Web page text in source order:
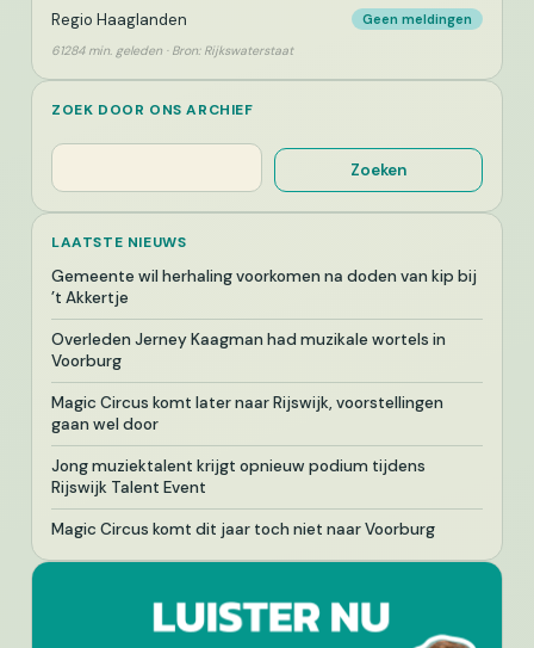
Regio Haaglanden Geen meldingen
61284 min. geleden · Bron: Rijkswaterstaat
ZOEK DOOR ONS ARCHIEF
Zoeken
Zoeken
LAATSTE NIEUWS
Gemeente wil herhaling voorkomen na doden van kip bij
’t Akkertje
Overleden Jerney Kaagman had muzikale wortels in
Voorburg
Magic Circus komt later naar Rijswijk, voorstellingen
gaan wel door
Jong muziektalent krijgt opnieuw podium tijdens
Rijswijk Talent Event
Magic Circus komt dit jaar toch niet naar Voorburg